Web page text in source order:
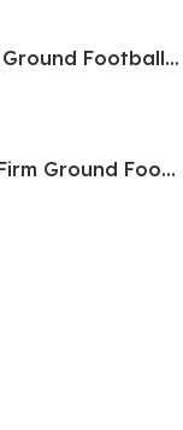
Tekela V4+ Magia Firm Ground Football Boots
Men's Tekela .3 Tekela Firm Ground Football Boots